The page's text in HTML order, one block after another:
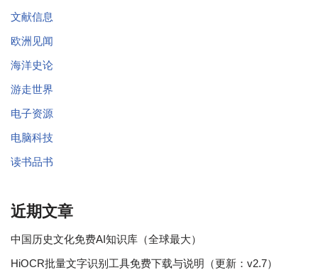
文献信息
欧洲见闻
海洋史论
游走世界
电子资源
电脑科技
读书品书
近期文章
中国历史文化免费AI知识库（全球最大）
HiOCR批量文字识别工具免费下载与说明（更新：v2.7）